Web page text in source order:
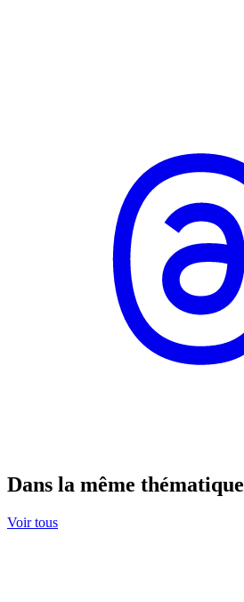
Dans la même thématique
Voir tous